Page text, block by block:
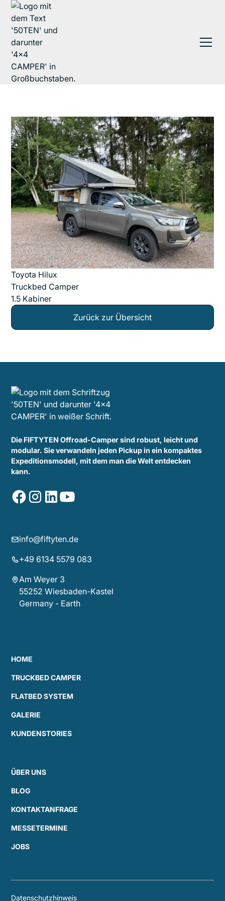
Toyota Hilux
Truckbed Camper
1.5 Kabiner
Zurück zur Übersicht
Die FIFTYTEN Offroad-Camper sind robust, leicht und
modular. Sie verwandeln jeden Pickup in ein kompaktes
Expeditionsmodell, mit dem man die Welt entdecken
kann.
info@fiftyten.de
+49 6134 5579 083
Am Weyer 3
55252 Wiesbaden-Kastel
Germany - Earth
HOME
TRUCKBED CAMPER
FLATBED SYSTEM
GALERIE
KUNDENSTORIES
ÜBER UNS
BLOG
KONTAKTANFRAGE
MESSETERMINE
JOBS
Datenschutzhinweis